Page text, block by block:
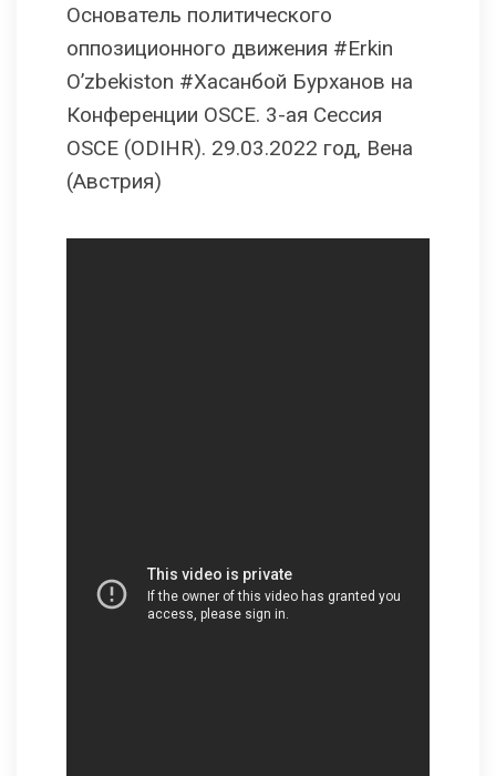
Основатель политического
оппозиционного движения #Erkin
O’zbekiston #Хасанбой Бурханов на
Конференции OSCE. 3-ая Сессия
OSCE (ODIHR). 29.03.2022 год, Вена
(Австрия)